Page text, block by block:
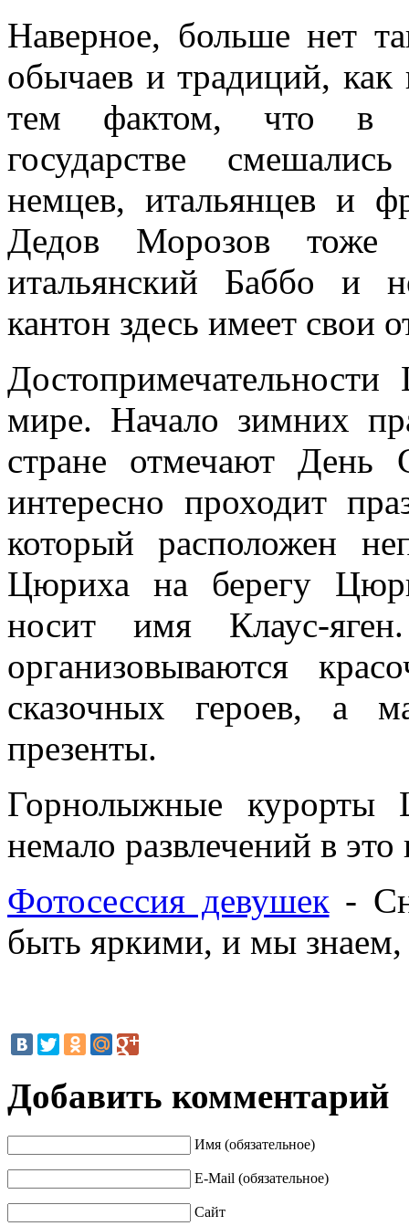
Наверное, больше нет
обычаев и традиций,
тем фактом, что в
государстве
немцев, итальянцев и
Дедов Морозов тоже
итальянский Баббо и
кантон здесь имеет свои
мире. Начало зимних
стране отмечают День
интересно проходит
который расположен
Цюриха на берегу
носит имя Клаус-
организовываются
сказочных героев, а
презенты.
Горнолыжные курорты
немало развлечений в это
Фотосессия девушек -
быть яркими, и мы знаем,
Добавить комментарий
Имя (обязательное)
E-Mail (обязательное)
Сайт